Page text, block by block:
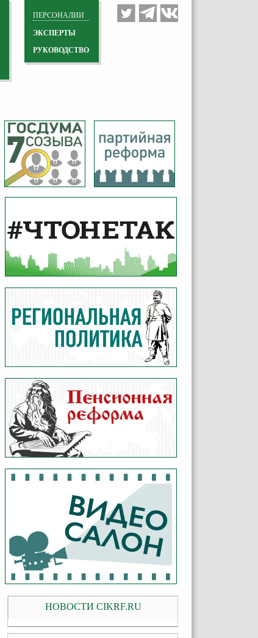
ПЕРСОНАЛИИ
ЭКСПЕРТЫ
РУКОВОДСТВО
НОВОСТИ CIKRF.RU